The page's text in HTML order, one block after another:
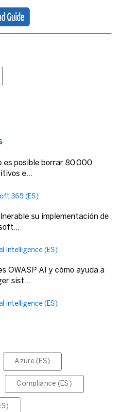
es posible borrar 80,000
e...
365 (ES)
su implementación de
Intelligence (ES)
OWASP AI y cómo ayuda a
sist...
Intelligence (ES)
Azure (ES)
Compliance (ES)